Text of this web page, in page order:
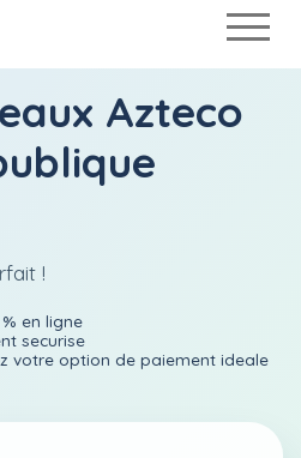
Azteco
!
en ligne
securise
votre option de paiement ideale